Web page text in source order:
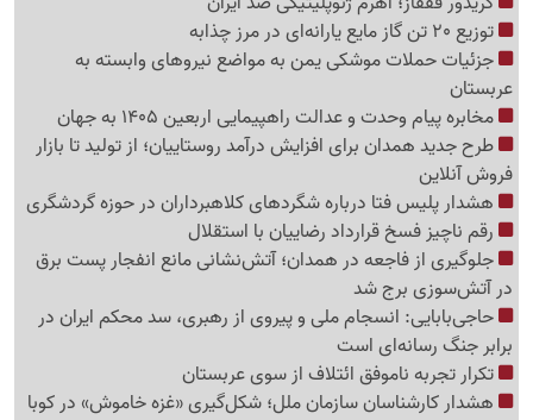
توزیع 20 تن گاز مایع یارانه‌ای در مرز چذابه
جزئیات حملات موشکی یمن به مواضع نیروهای وابسته به
عربستان
مخابره پیام وحدت و عدالت راهپیمایی اربعین 1405 به جهان
طرح جدید همدان برای افزایش درآمد روستاییان؛ از تولید تا بازار
فروش آنلاین
هشدار پلیس فتا درباره شگردهای کلاهبرداران در حوزه گردشگری
رقم ناچیز فسخ قرارداد رضاییان با استقلال
جلوگیری از فاجعه در همدان؛ آتش‌نشانی مانع انفجار پست برق
در آتش‌سوزی برج شد
حاجی‌بابایی: انسجام ملی و پیروی از رهبری، سد محکم ایران در
برابر جنگ رسانه‌ای است
تکرار تجربه ناموفق ائتلاف از سوی عربستان
هشدار کارشناسان سازمان ملل؛ شکل‌گیری «غزه‌ خاموش» در کوبا